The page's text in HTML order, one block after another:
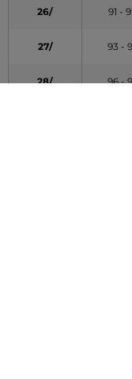
26/ 91 -
27/ 93 -
28/ 96 -